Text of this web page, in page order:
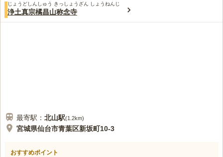
じょうどしんしゅう きっしょうざん しょうねんじ
浄土真宗橘昌山称念寺
最寄駅： 北山駅(1.2km)
宮城県仙台市青葉区新坂町10-3
おすすめポイント